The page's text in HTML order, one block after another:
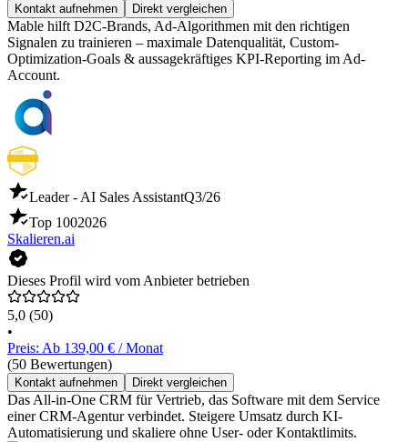
Kontakt aufnehmen Direkt vergleichen
Mable hilft D2C-Brands, Ad-Algorithmen mit den richtigen
Signalen zu trainieren – maximale Datenqualität, Custom-
Optimization-Goals & aussagekräftiges KPI-Reporting im Ad-
Account.
Leader - AI Sales AssistantQ3/26
Top 1002026
Skalieren.ai
Dieses Profil wird vom Anbieter betrieben
5,0 (50)
•
Preis: Ab 139,00 € / Monat
(50 Bewertungen)
Kontakt aufnehmen Direkt vergleichen
Das All-in-One CRM für Vertrieb, das Software mit dem Service
einer CRM-Agentur verbindet. Steigere Umsatz durch KI-
Automatisierung und skaliere ohne User- oder Kontaktlimits.